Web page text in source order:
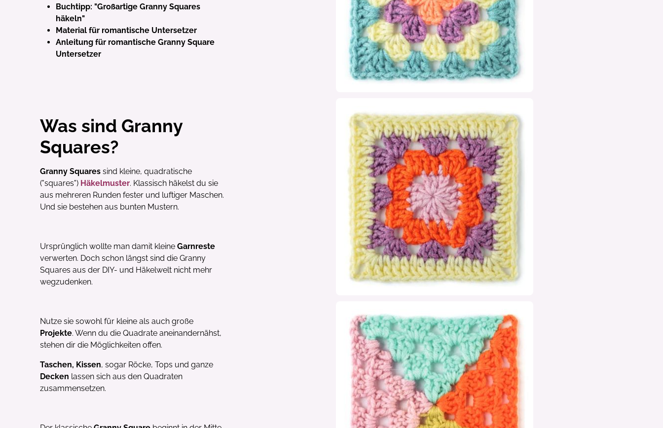
Buchtipp: "Großartige Granny Squares
häkeln"
Material für romantische Untersetzer
Anleitung für romantische Granny Square
Untersetzer
Was sind Granny
Squares?
Granny Squares sind kleine, quadratische
("squares") Häkelmuster. Klassisch häkelst du sie
aus mehreren Runden fester und luftiger Maschen.
Und sie bestehen aus bunten Mustern.
Ursprünglich wollte man damit kleine Garnreste
verwerten. Doch schon längst sind die Granny
Squares aus der DIY- und Häkelwelt nicht mehr
wegzudenken.
Nutze sie sowohl für kleine als auch große
Projekte. Wenn du die Quadrate aneinandernähst,
stehen dir die Möglichkeiten offen.
Taschen, Kissen, sogar Röcke, Tops und ganze
Decken lassen sich aus den Quadraten
zusammensetzen.
Bestellung.
Mail zu erhalten. Zur Optimierung und
Reichweitenmessung darf mein Öffnungs- und
Klickverhalten ausgewertet werden. Hierfür können
erforderliche Informationen auf meinem Endgerät
Jetzt kostenlos anmelden
*gültig auf alle Produkte, die nicht der Buchpreisbindung unterliegen